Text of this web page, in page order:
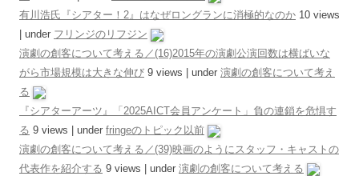
有川浩氏『シアター！2』はなぜロングランに消極的なのか 10 views
under フリンジのリフジン
演劇の創客について考える／(16)2015年の演劇公演回数は横ばいな
がら市場規模は大きな伸び 9 views under 演劇の創客について考え
る
『シアターアーツ』「2025AICT会員アンケート」負の連鎖を危惧す
る 9 views under fringeのトピック以前
演劇の創客について考える／(39)映画のようにスタッフ・キャストの
代表作を紹介する 9 views under 演劇の創客について考える